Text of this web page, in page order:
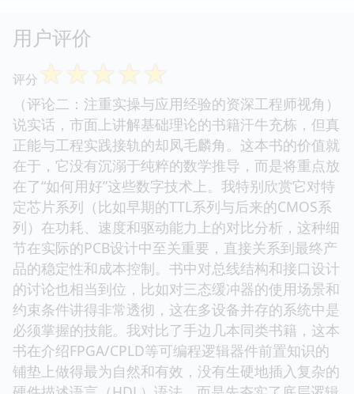
用户评价
评分 ☆☆☆☆☆
（评论二：注重实操与应用经验的资深工程师视角）
说实话，市面上讲解基础理论的书籍汗牛充栋，但真
正能与工程实践接轨的却凤毛麟角。这本书的价值就
在于，它没有沉溺于纯粹的数学推导，而是将重点放
在了“如何用好”这些数字技术上。我特别欣赏它对特
定芯片系列（比如早期的TTL系列与后来的CMOS系
列）在功耗、速度和驱动能力上的对比分析，这种细
节在实际的PCB设计中至关重要，直接关系到最终产
品的稳定性和成本控制。书中对总线结构和接口设计
的讨论也相当到位，比如对三态缓冲器的使用场景和
约束条件讲得非常透彻，这在多设备并存的系统中是
必须掌握的技能。我对比了手边几本同类书籍，这本
书在介绍FPGA/CPLD等可编程逻辑器件前置知识的
铺垫上做得最为自然和有效，没有生硬地插入复杂的